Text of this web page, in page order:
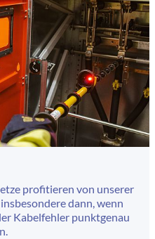
profitieren von unserer
dann, wenn
Kabelfehler punktgenau